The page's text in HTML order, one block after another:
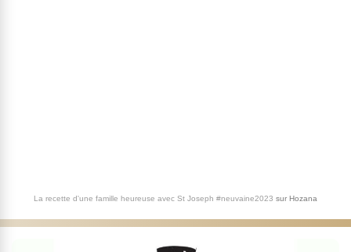
La recette d'une famille heureuse avec St Joseph #neuvaine2023 sur Hozana